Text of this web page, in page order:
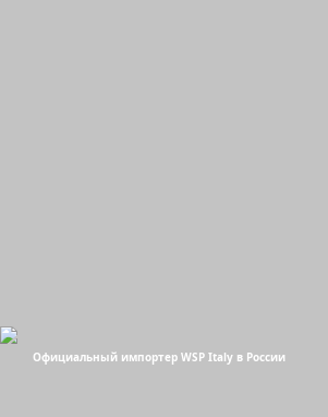
Официальный импортер WSP Italy в России